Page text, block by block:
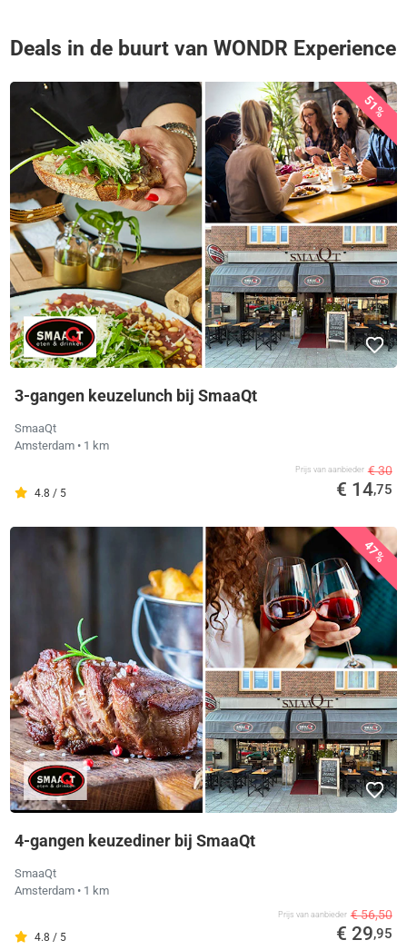
Deals in de buurt van WONDR Experience
51%
3-gangen keuzelunch bij SmaaQt
SmaaQt
Amsterdam • 1 km
4.8 / 5
Prijs van aanbieder € 30
€ 14,75
47%
4-gangen keuzediner bij SmaaQt
SmaaQt
Amsterdam • 1 km
4.8 / 5
Prijs van aanbieder € 56,50
€ 29,95